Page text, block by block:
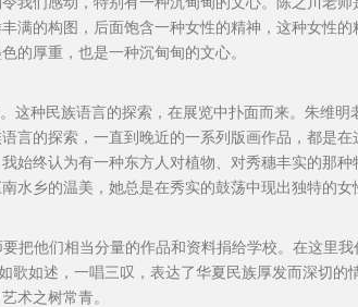
满的构图，后面饱含一种女性的精神，这种女性
的厚重，也是一种沉甸甸的文心。
这种民族语言的探索，在展览中扑面而来。朱维
言的探索，一直到晚近的一系列版画作品，都是
始终认为有一种东方人对植物、对秀穗丰实的那
水乡的温美，她总是在秀实的鼓荡中现出独特的
把他们相当分量的作品和资料捐给学校。在这里
歌如述，一唱三叹，表达了华夏民族厚发而深切
术之树常青。